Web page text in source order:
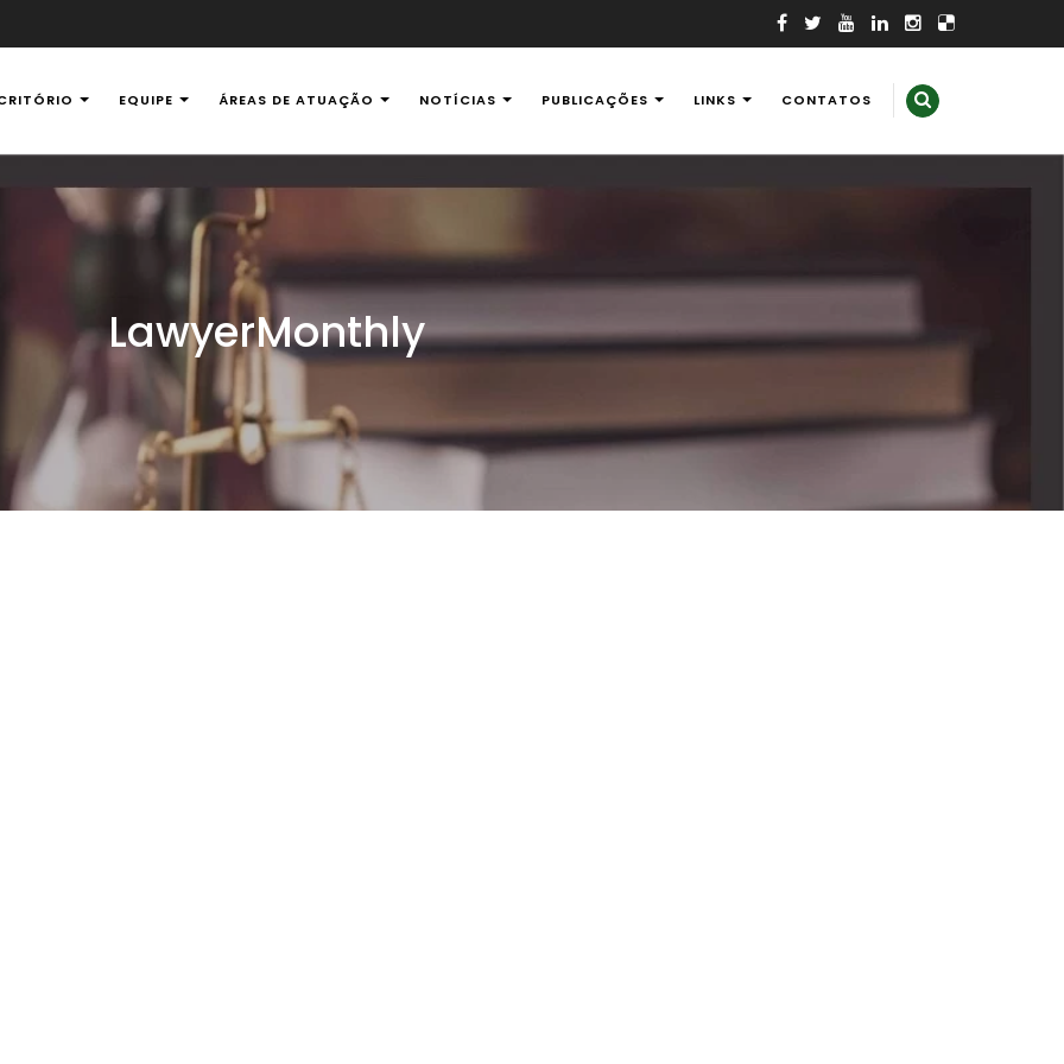
Ambiental
EQUIPE ÁREAS DE ATUAÇÃO NOTÍCIAS PUBLICAÇÕES LINKS CONTATOS
LawyerMonthly